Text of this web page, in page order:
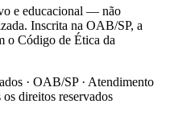
e educacional — não
Inscrita na OAB/SP, a
o Código de Ética da
· OAB/SP · Atendimento
direitos reservados